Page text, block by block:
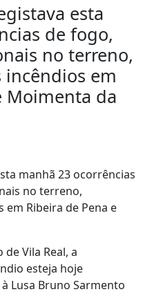
esta
de fogo,
no terreno,
incêndios em
Moimenta da
manhã 23 ocorrências
no terreno,
em Ribeira de Pena e
Vila Real, a
esteja hoje
Lusa Bruno Sarmento